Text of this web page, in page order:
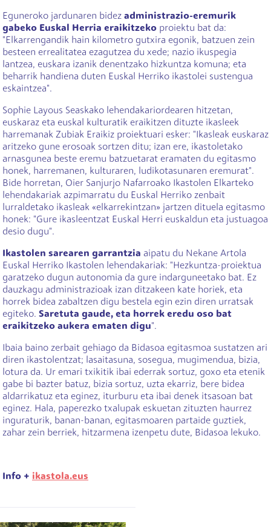
Eguneroko jardunaren bidez administrazio-eremurik
gabeko Euskal Herria eraikitzeko proiektu bat da:
"Elkarrengandik hain kilometro gutxira egonik, batzuen zein
besteen errealitatea ezagutzea du xede; nazio ikuspegia
lantzea, euskara izanik denentzako hizkuntza komuna; eta
beharrik handiena duten Euskal Herriko ikastolei sustengua
eskaintzea".
Sophie Layous Seaskako lehendakariordearen hitzetan,
euskaraz eta euskal kulturatik eraikitzen dituzte ikasleek
harremanak Zubiak Eraikiz proiektuari esker: "Ikasleak euskaraz
aritzeko gune erosoak sortzen ditu; izan ere, ikastoletako
arnasgunea beste eremu batzuetarat eramaten du egitasmo
honek, harremanen, kulturaren, ludikotasunaren eremurat".
Bide horretan, Oier Sanjurjo Nafarroako Ikastolen Elkarteko
lehendakariak azpimarratu du Euskal Herriko zenbait
lurraldetako ikasleak «elkarrekintzan» jartzen dituela egitasmo
honek: "Gure ikasleentzat Euskal Herri euskaldun eta justuagoa
desio dugu".
Ikastolen sarearen garrantzia aipatu du Nekane Artola
Euskal Herriko Ikastolen lehendakariak: "Hezkuntza-proiektua
garatzeko dugun autonomia da gure indarguneetako bat. Ez
dauzkagu administrazioak izan ditzakeen kate horiek, eta
horrek bidea zabaltzen digu bestela egin ezin diren urratsak
egiteko. Saretuta gaude, eta horrek eredu oso bat
eraikitzeko aukera ematen digu".
Ibaia baino zerbait gehiago da Bidasoa egitasmoa sustatzen ari
diren ikastolentzat; lasaitasuna, sosegua, mugimendua, bizia,
lotura da. Ur emari txikitik ibai ederrak sortuz, goxo eta etenik
gabe bi bazter batuz, bizia sortuz, uzta ekarriz, bere bidea
aldarrikatuz eta eginez, iturburu eta ibai denek itsasoan bat
eginez. Hala, paperezko txalupak eskuetan zituzten haurrez
inguraturik, banan-banan, egitasmoaren partaide guztiek,
zahar zein berriek, hitzarmena izenpetu dute, Bidasoa lekuko.
Info + ikastola.eus